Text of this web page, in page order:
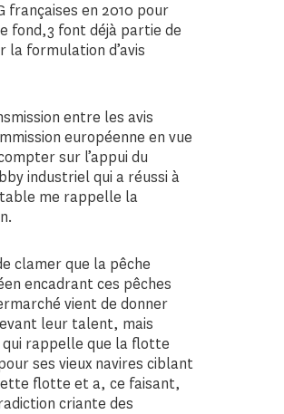
françaises en 2010 pour
fond,3 font déjà partie de
la formulation d’avis
entre les avis
européenne en vue
sur l’appui du
industriel qui a réussi à
me rappelle la
clamer que la pêche
encadrant ces pêches
vient de donner
leur talent, mais
qui rappelle que la flotte
ses vieux navires ciblant
flotte et a, ce faisant,
criante des